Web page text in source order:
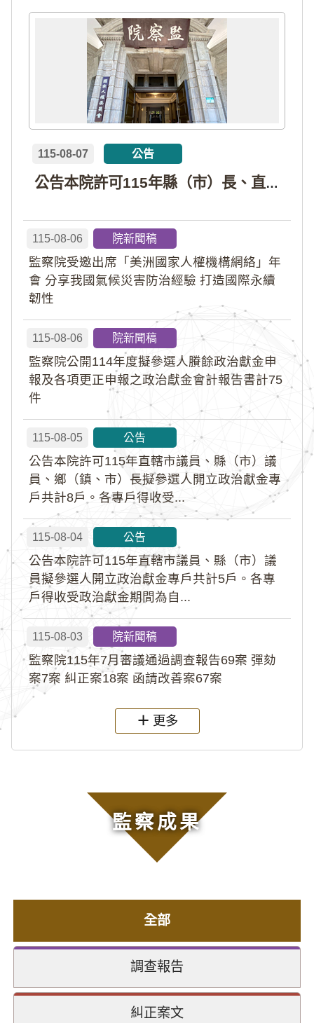
公告本院許可115年縣（市）長、直轄市議員、縣（市）議員擬參選人開立政治獻金專戶共計4戶。各專戶得收受政治獻金期間為自專戶許可設立日起至115年11月27日止，專戶名冊詳如附件。
115-08-07 公告
115-08-06 院新聞稿
監察院受邀出席「美洲國家人權機構網絡」年
會 分享我國氣候災害防治經驗 打造國際永續
韌性
115-08-06 院新聞稿
監察院公開114年度擬參選人賸餘政治獻金申
報及各項更正申報之政治獻金會計報告書計75
件
115-08-05 公告
公告本院許可115年直轄市議員、縣（市）議
員、鄉（鎮、市）長擬參選人開立政治獻金專
戶共計8戶。各專戶得收受...
115-08-04 公告
公告本院許可115年直轄市議員、縣（市）議
員擬參選人開立政治獻金專戶共計5戶。各專
戶得收受政治獻金期間為自...
115-08-03 院新聞稿
監察院115年7月審議通過調查報告69案 彈劾
案7案 糾正案18案 函請改善案67案
更多
監察成果
全部
調查報告
糾正案文